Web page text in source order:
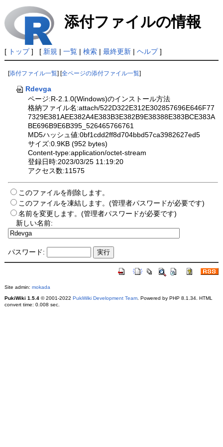
添付ファイルの情報
[ トップ] [ 新規 | 一覧| 検索| 最終更新| ヘルプ]
[添付ファイル一覧 ] [全ページの添付ファイル一覧
Rdevga
ページ:R-2.1.0(Windows)のインストール方法
格納ファイル名:attach/522D322E312E302857696E646F77
7329E381AEE382A4E383B3E382B9E38388E383BCE383A
BE696B9E6B395_526465766761
MD5ハッシュ値:0bf1cdd2ff8d704bbd57ca3982627ed5
サイズ:0.9KB (952 bytes)
Content-type:application/octet-stream
登録日時:2023/03/25 11:19:20
アクセス数:11575
このファイルを削除します。
このファイルを凍結します。(管理者パスワードが必要です)
名前を変更します。(管理者パスワードが必要です)
新しい名前:
パスワード:
Site admin: mokada
PukiWiki 1.5.4© 2001-2022 PukiWiki Development Team. Powered by PHP 8.1.34. HTML
convert time: 0.008 sec.